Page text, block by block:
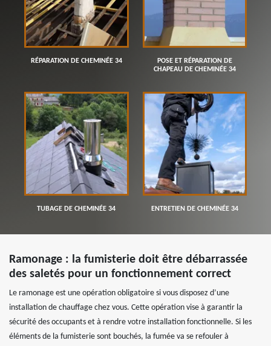
RÉPARATION DE CHEMINÉE 34
POSE ET RÉPARATION DE
CHAPEAU DE CHEMINÉE 34
TUBAGE DE CHEMINÉE 34 ENTRETIEN DE CHEMINÉE 34
Ramonage : la fumisterie doit être débarrassée
des saletés pour un fonctionnement correct
Le ramonage est une opération obligatoire si vous disposez d’une
installation de chauffage chez vous. Cette opération vise à garantir la
sécurité des occupants et à rendre votre installation fonctionnelle. Si les
éléments de la fumisterie sont bouchés, la fumée va se refouler à